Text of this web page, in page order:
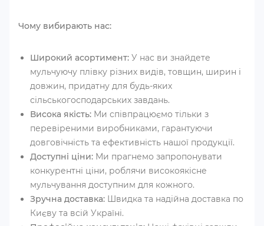
Чому вибирають нас:
Широкий асортимент: У нас ви знайдете
мульчуючу плівку різних видів, товщин, ширин і
довжин, придатну для будь-яких
сільськогосподарських завдань.
Висока якість: Ми співпрацюємо тільки з
перевіреними виробниками, гарантуючи
довговічність та ефективність нашої продукції.
Доступні ціни: Ми прагнемо запропонувати
конкурентні ціни, роблячи високоякісне
мульчування доступним для кожного.
Зручна доставка: Швидка та надійна доставка по
Києву та всій Україні.